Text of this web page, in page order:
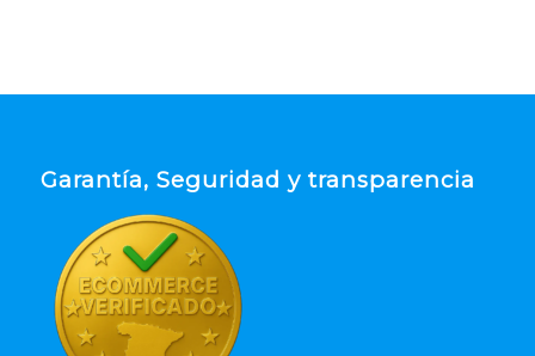
Garantía, Seguridad y transparencia